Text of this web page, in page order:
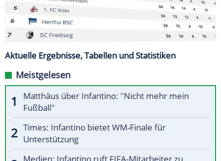
Aktuelle Ergebnisse, Tabellen und Statistiken
Meistgelesen
Matthäus über Infantino: "Nicht mehr mein
Fußball"
Times: Infantino bietet WM-Finale für
Unterstützung